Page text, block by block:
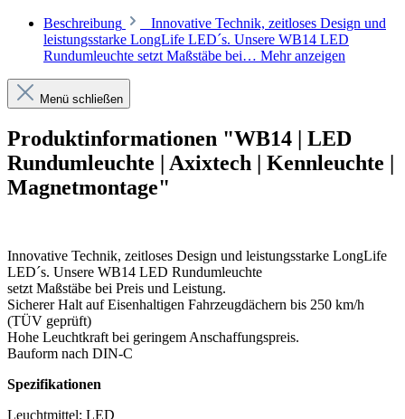
Beschreibung
Innovative Technik, zeitloses Design und
leistungsstarke LongLife LED´s. Unsere WB14 LED
Rundumleuchte setzt Maßstäbe bei… Mehr anzeigen
Menü schließen
Produktinformationen "WB14 | LED
Rundumleuchte | Axixtech | Kennleuchte |
Magnetmontage"
Innovative Technik, zeitloses Design und leistungsstarke LongLife
LED´s. Unsere WB14 LED Rundumleuchte
setzt Maßstäbe bei Preis und Leistung.
Sicherer Halt auf Eisenhaltigen Fahrzeugdächern bis 250 km/h
(TÜV geprüft)
Hohe Leuchtkraft bei geringem Anschaffungspreis.
Bauform nach DIN-C
Spezifikationen
Leuchtmittel: LED